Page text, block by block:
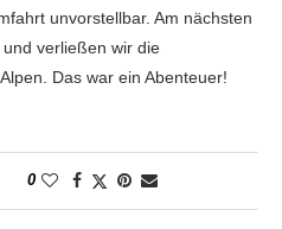
unvorstellbar. Am nächsten
verließen wir die
Das war ein Abenteuer!
0